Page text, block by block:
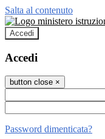
Salta al contenuto
Accedi
Accedi
button close ×
Password dimenticata?